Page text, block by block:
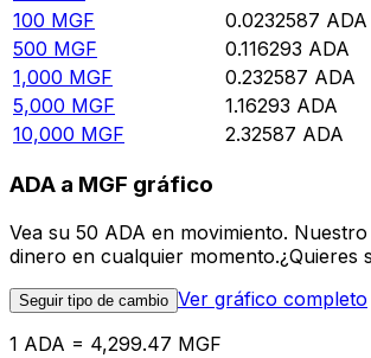
100 MGF 0.0232587 ADA
500 MGF 0.116293 ADA
1,000 MGF 0.232587 ADA
5,000 MGF 1.16293 ADA
10,000 MGF 2.32587 ADA
ADA a MGF gráfico
Vea su 50 ADA en movimiento.
dinero en cualquier
Seguir tipo de cambio Ver gráfico completo
1 ADA = 4,299.47 MGF